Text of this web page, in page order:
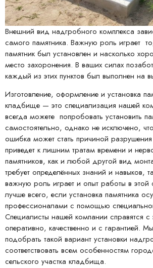
Внешний вид надгробного комплекса
самого памятника. Важную роль играет
памятник был установлен и насколько
место захоронения. В ваших силах
каждый из этих пунктов был выполнен на
Изготовление, оформление и установка
кладбище — это специализация нашей
всегда можете попробовать установить
самостоятельно, однако не исключено,
ошибка может стать причиной
приведет к лишним тратам времени и
памятников, как и любой другой вид
требует определённых знаний и навыков,
важную роль играет и опыт работы в
лучше всего, если установка памятника
профессионалами с помощью
Специалисты нашей компании справятся с
оперативно, качественно и с гарантией.
подобрать такой вариант установки
соответствовать всем особенностям
сельского участка кладбища.